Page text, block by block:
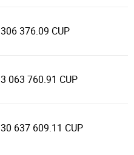
306 376.09 CUP
3 063 760.91 CUP
30 637 609.11 CUP